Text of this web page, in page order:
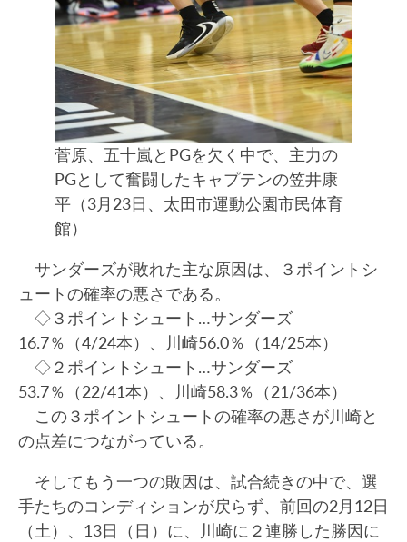
菅原、五十嵐とPGを欠く中で、主力の
PGとして奮闘したキャプテンの笠井康
平（3月23日、太田市運動公園市民体育
館）
サンダーズが敗れた主な原因は、３ポイントシ
ュートの確率の悪さである。
◇３ポイントシュート…サンダーズ
16.7％（4/24本）、川崎56.0％（14/25本）
◇２ポイントシュート…サンダーズ
53.7％（22/41本）、川崎58.3％（21/36本）
この３ポイントシュートの確率の悪さが川崎と
の点差につながっている。
そしてもう一つの敗因は、試合続きの中で、選
手たちのコンディションが戻らず、前回の2月12日
（土）、13日（日）に、川崎に２連勝した勝因に